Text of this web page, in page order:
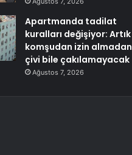
Apartmanda tadilat
kuralları değişiyor: Artık
komşudan izin almadan
çivi bile çakılamayacak
Ağustos 7, 2026